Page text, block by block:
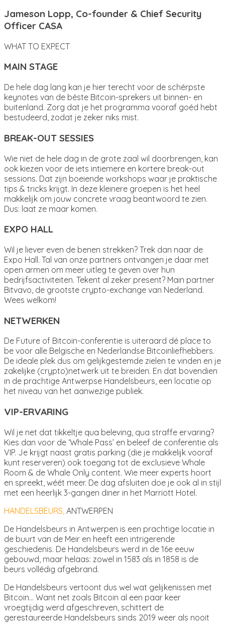
Jameson Lopp, Co-founder & Chief Security
Officer CASA
WHAT TO EXPECT
MAIN STAGE
De hele dag lang kan je hier terecht voor de schérpste
keynotes van de béste Bitcoin-sprekers uit binnen- en
buitenland. Zorg dat je het programma vooraf goéd hebt
bestudeerd, zodat je zeker niks mist.
BREAK-OUT SESSIES
Wie niet de hele dag in de grote zaal wil doorbrengen, kan
ook kiezen voor de iets intiemere en kortere break-out
sessions. Dat zijn boeiende workshops waar je praktische
tips & tricks krijgt. In deze kleinere groepen is het heel
makkelijk om jouw concrete vraag beantwoord te zien.
Dus: laat ze maar komen.
EXPO HALL
Wil je liever even de benen strekken? Trek dan naar de
Expo Hall. Tal van onze partners ontvangen je daar met
open armen om meer uitleg te geven over hun
bedrijfsactiviteiten. Tekent al zeker present? Main partner
Bitvavo, de grootste crypto-exchange van Nederland.
Wees welkom!
NETWERKEN
De Future of Bitcoin-conferentie is uiteraard dé place to
be voor alle Belgische en Nederlandse Bitcoinliefhebbers.
De ideale plek dus om gelijkgestemde zielen te vinden en je
zakelijke (crypto)netwerk uit te breiden. En dat bovendien
in de prachtige Antwerpse Handelsbeurs, een locatie op
het niveau van het aanwezige publiek.
VIP-ERVARING
Wil je net dat tikkeltje qua beleving, qua straffe ervaring?
Kies dan voor de ‘Whale Pass’ en beleef de conferentie als
VIP. Je krijgt naast gratis parking (die je makkelijk vooraf
kunt reserveren) ook toegang tot de exclusieve Whale
Room & de Whale Only content. Wie meer experts hoort
en spreekt, wéét meer. De dag afsluiten doe je ook al in stijl
met een heerlijk 3-gangen diner in het Marriott Hotel.
HANDELSBEURS, ANTWERPEN
De Handelsbeurs in Antwerpen is een prachtige locatie in
de buurt van de Meir en heeft een intrigerende
geschiedenis. De Handelsbeurs werd in de 16e eeuw
gebouwd, maar helaas: zowel in 1583 als in 1858 is de
beurs vollédig afgebrand.
De Handelsbeurs vertoont dus wel wat gelijkenissen met
Bitcoin… Want net zoals Bitcoin al een paar keer
vroegtijdig werd afgeschreven, schittert de
gerestaureerde Handelsbeurs sinds 2019 weer als nooit